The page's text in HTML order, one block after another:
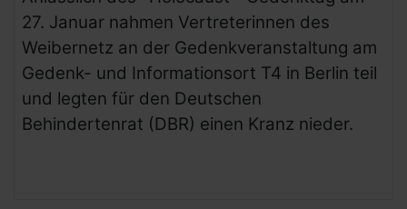
27. Januar nahmen Vertreterinnen des
Weibernetz an der Gedenkveranstaltung am
Gedenk- und Informationsort T4 in Berlin teil
und legten für den Deutschen
Behindertenrat (DBR) einen Kranz nieder.